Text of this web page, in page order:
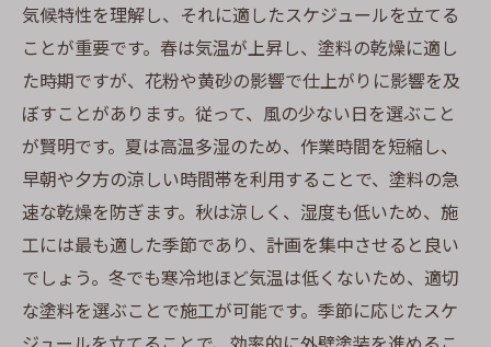
気候特性を理解し、それに適したスケジュールを立てる
ことが重要です。春は気温が上昇し、塗料の乾燥に適し
た時期ですが、花粉や黄砂の影響で仕上がりに影響を及
ぼすことがあります。従って、風の少ない日を選ぶこと
が賢明です。夏は高温多湿のため、作業時間を短縮し、
早朝や夕方の涼しい時間帯を利用することで、塗料の急
速な乾燥を防ぎます。秋は涼しく、湿度も低いため、施
工には最も適した季節であり、計画を集中させると良い
でしょう。冬でも寒冷地ほど気温は低くないため、適切
な塗料を選ぶことで施工が可能です。季節に応じたスケ